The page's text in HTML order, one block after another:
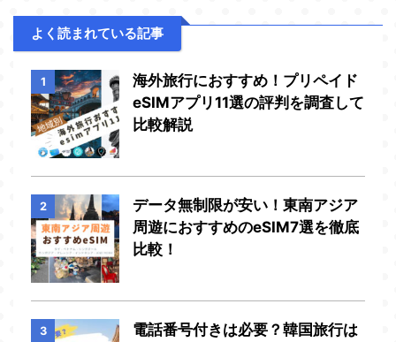
よく読まれている記事
1
海外旅行におすすめ！プリペイド
eSIMアプリ11選の評判を調査して
比較解説
2
データ無制限が安い！東南アジア
周遊におすすめのeSIM7選を徹底
比較！
3
電話番号付きは必要？韓国旅行は